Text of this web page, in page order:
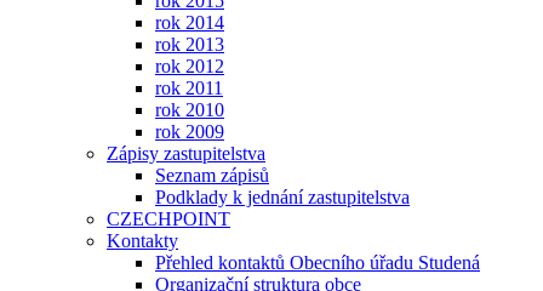
rok 2014
rok 2013
rok 2012
rok 2011
rok 2010
rok 2009
Zápisy zastupitelstva
Seznam zápisů
Podklady k jednání zastupitelstva
CZECHPOINT
Kontakty
Přehled kontaktů Obecního úřadu Studená
Organizační struktura obce